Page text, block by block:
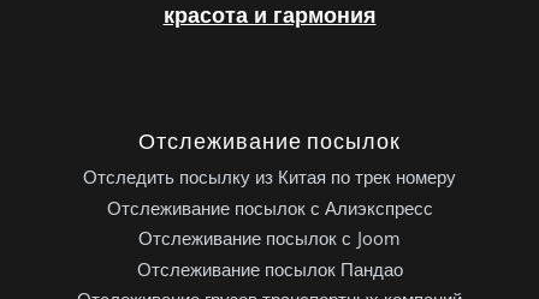
красота и гармония
Отслеживание посылок
Отследить посылку из Китая по трек номеру
Отслеживание посылок с Алиэкспресс
Отслеживание посылок с Joom
Отслеживание посылок Пандао